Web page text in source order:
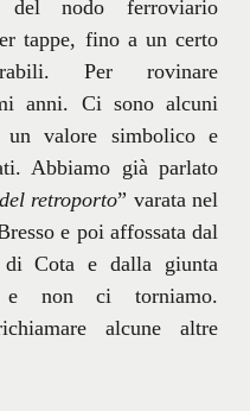
del nodo ferroviario
tappe, fino a un certo
Per rovinare
anni. Ci sono alcuni
un valore simbolico e
Abbiamo già parlato
retroporto” varata nel
e poi affossata dal
di Cota e dalla giunta
e non ci torniamo.
alcune altre